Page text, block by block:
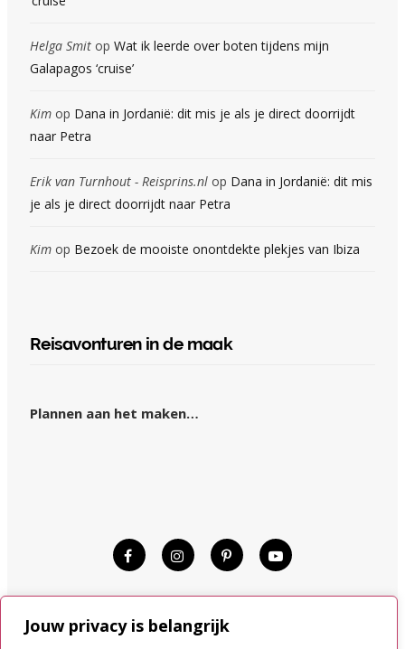
Jouw privacy is belangrijk
Helga Smit op Wat ik leerde over boten tijdens mijn
Galapagos ‘cruise’
Kim op Dana in Jordanië: dit mis je als je direct doorrijdt
naar Petra
Erik van Turnhout - Reisprins.nl op Dana in Jordanië: dit mis
je als je direct doorrijdt naar Petra
Kim op Bezoek de mooiste onontdekte plekjes van Ibiza
Reisavonturen in de maak
Plannen aan het maken…
DISCLAIMER